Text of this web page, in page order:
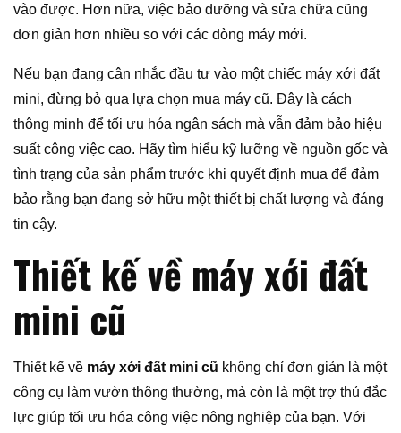
vào được. Hơn nữa, việc bảo dưỡng và sửa chữa cũng
đơn giản hơn nhiều so với các dòng máy mới.
Nếu bạn đang cân nhắc đầu tư vào một chiếc máy xới đất
mini, đừng bỏ qua lựa chọn mua máy cũ. Đây là cách
thông minh để tối ưu hóa ngân sách mà vẫn đảm bảo hiệu
suất công việc cao. Hãy tìm hiểu kỹ lưỡng về nguồn gốc và
tình trạng của sản phẩm trước khi quyết định mua để đảm
bảo rằng bạn đang sở hữu một thiết bị chất lượng và đáng
tin cậy.
Thiết kế về máy xới đất
mini cũ
Thiết kế về máy xới đất mini cũ không chỉ đơn giản là một
công cụ làm vườn thông thường, mà còn là một trợ thủ đắc
lực giúp tối ưu hóa công việc nông nghiệp của bạn. Với